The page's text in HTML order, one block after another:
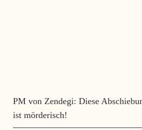
PM von Zendegi: Diese
ist mörderisch!